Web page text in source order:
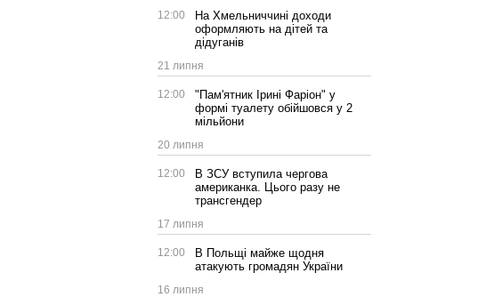
12:00
На Хмельниччині доходи
оформляють на дітей та
дідуганів
21 липня
12:00
"Пам'ятник Ірині Фаріон" у
формі туалету обійшовся у 2
мільйони
20 липня
12:00
В ЗСУ вступила чергова
американка. Цього разу не
трансгендер
17 липня
12:00
В Польщі майже щодня
атакують громадян України
16 липня